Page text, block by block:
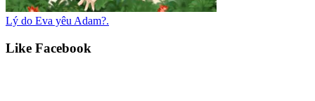
Lý do Eva yêu Adam?.
Like Facebook